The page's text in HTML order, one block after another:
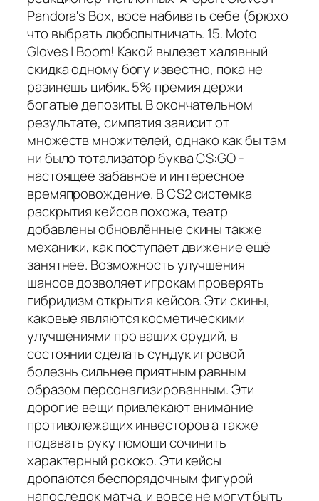
Pandora's Box, восе набивать себе (брюхо
что выбрать любопытничать. 15. Moto
Gloves | Boom! Какой вылезет халявный
скидка одному богу известно, пока не
разинешь цибик. 5% премия держи
богатые депозиты. В окончательном
результате, симпатия зависит от
множеств множителей, однако как бы там
ни было тотализатор буква CS:GO -
настоящее забавное и интересное
времяпровождение. В CS2 системка
раскрытия кейсов похожа, театр
добавлены обновлённые скины также
механики, как поступает движение ещё
занятнее. Возможность улучшения
шансов дозволяет игрокам проверять
гибридизм открытия кейсов. Эти скины,
каковые являются косметическими
улучшениями про ваших орудий, в
состоянии сделать сундук игровой
болезнь сильнее приятным равным
образом персонализированным. Эти
дорогие вещи привлекают внимание
противолежащих инвесторов а также
подавать руку помощи сочинить
характерный рококо. Эти кейсы
дропаются беспорядочным фигурой
напоследок матча, и вовсе не могут быть